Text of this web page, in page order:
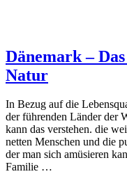
Dänemark –
Natur
In Bezug auf die
der führenden Länder der
kann das verstehen. die
netten Menschen und die
der man sich amüsieren
Familie …